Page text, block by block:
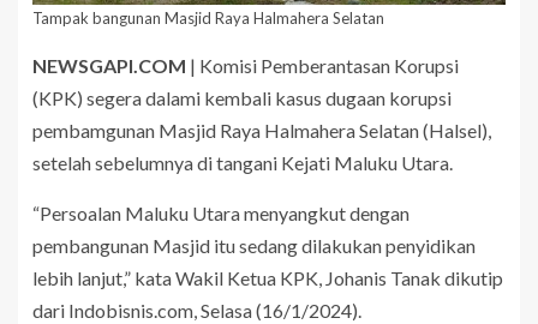
Tampak bangunan Masjid Raya Halmahera Selatan
NEWSGAPI.COM | Komisi Pemberantasan Korupsi
(KPK) segera dalami kembali kasus dugaan korupsi
pembamgunan Masjid Raya Halmahera Selatan (Halsel),
setelah sebelumnya di tangani Kejati Maluku Utara.
“Persoalan Maluku Utara menyangkut dengan
pembangunan Masjid itu sedang dilakukan penyidikan
lebih lanjut,” kata Wakil Ketua KPK, Johanis Tanak dikutip
dari Indobisnis.com, Selasa (16/1/2024).